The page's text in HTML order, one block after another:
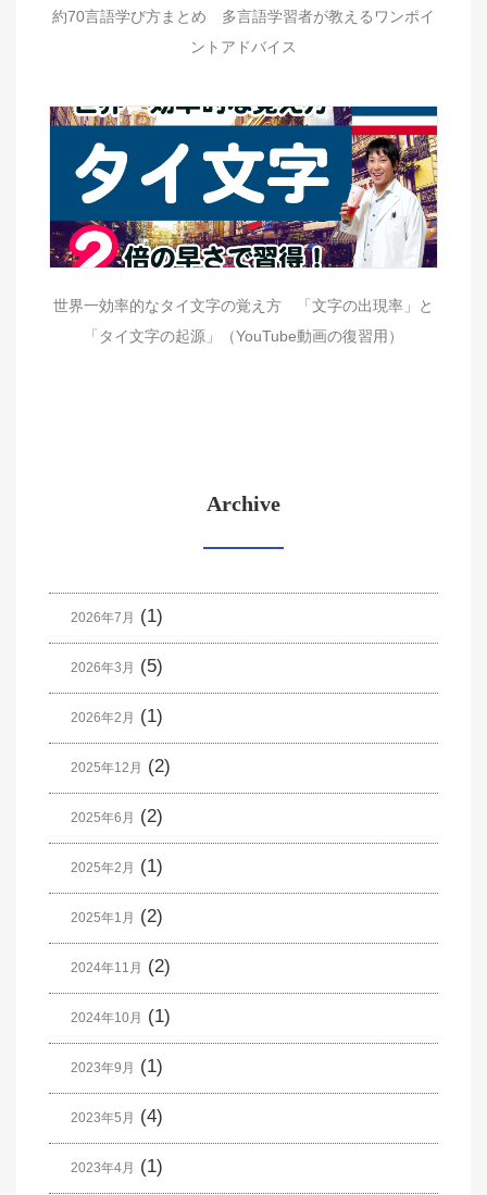
約70言語学び方まとめ 多言語学習者が教えるワンポイ
ントアドバイス
世界一効率的なタイ文字の覚え方 「文字の出現率」と
「タイ文字の起源」（YouTube動画の復習用）
Archive
2026年7月 (1)
2026年3月 (5)
2026年2月 (1)
2025年12月 (2)
2025年6月 (2)
2025年2月 (1)
2025年1月 (2)
2024年11月 (2)
2024年10月 (1)
2023年9月 (1)
2023年5月 (4)
2023年4月 (1)